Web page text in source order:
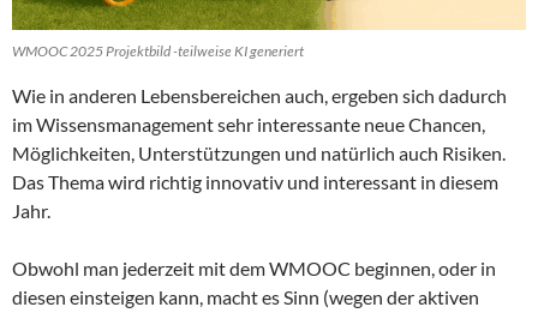
WMOOC 2025 Projektbild -teilweise KI generiert
Wie in anderen Lebensbereichen auch, ergeben sich dadurch
im Wissensmanagement sehr interessante neue Chancen,
Möglichkeiten, Unterstützungen und natürlich auch Risiken.
Das Thema wird richtig innovativ und interessant in diesem
Jahr.
Obwohl man jederzeit mit dem WMOOC beginnen, oder in
diesen einsteigen kann, macht es Sinn (wegen der aktiven